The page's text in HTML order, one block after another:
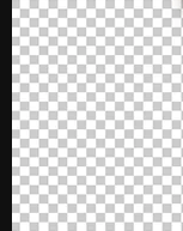
Copyright